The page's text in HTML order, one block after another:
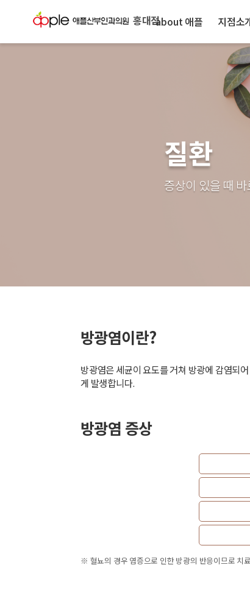
홍대점about 애플 지점소
질환
증상이 있을 때
방광염이란?
방광염은 세균이 요도를 거쳐 방광에 감염되
게 발생합니다.
방광염 증상
※ 혈뇨의 경우 염증으로 인한 방광의 반응이므로 치